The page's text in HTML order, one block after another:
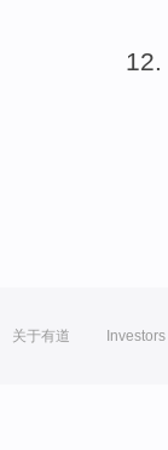
关于有道 Investors